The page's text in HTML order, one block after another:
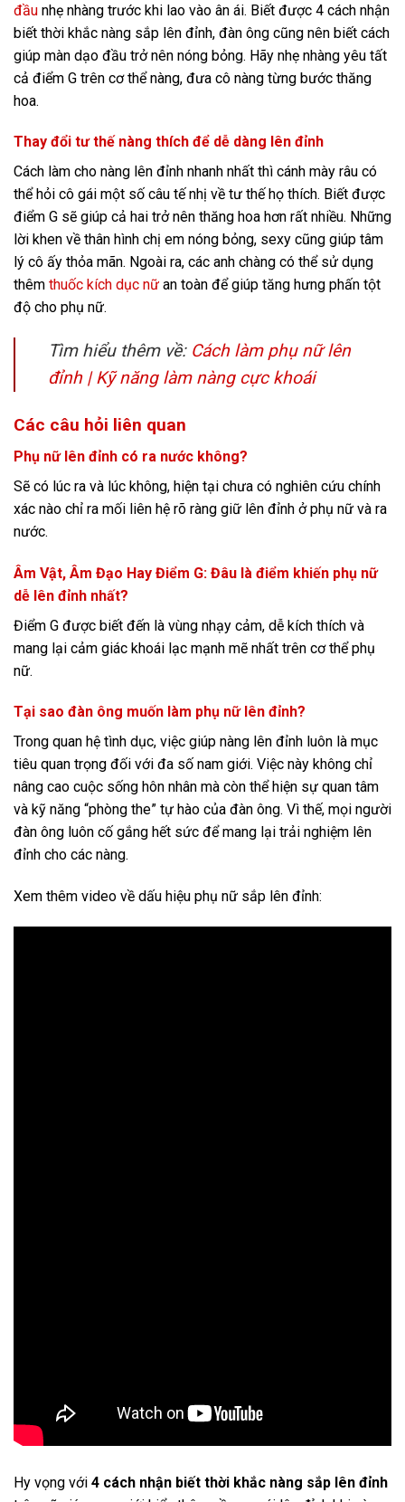
đầu nhẹ nhàng trước khi lao vào ân ái. Biết được 4 cách nhận
biết thời khắc nàng sắp lên đỉnh, đàn ông cũng nên biết cách
giúp màn dạo đầu trở nên nóng bỏng. Hãy nhẹ nhàng yêu tất
cả điểm G trên cơ thể nàng, đưa cô nàng từng bước thăng
hoa.
Thay đổi tư thế nàng thích để dễ dàng lên đỉnh
Cách làm cho nàng lên đỉnh nhanh nhất thì cánh mày râu có
thể hỏi cô gái một số câu tế nhị về tư thế họ thích. Biết được
điểm G sẽ giúp cả hai trở nên thăng hoa hơn rất nhiều. Những
lời khen về thân hình chị em nóng bỏng, sexy cũng giúp tâm
lý cô ấy thỏa mãn. Ngoài ra, các anh chàng có thể sử dụng
thêm thuốc kích dục nữ an toàn để giúp tăng hưng phấn tột
độ cho phụ nữ.
Tìm hiểu thêm về: Cách làm phụ nữ lên
đỉnh | Kỹ năng làm nàng cực khoái
Các câu hỏi liên quan
Phụ nữ lên đỉnh có ra nước không?
Sẽ có lúc ra và lúc không, hiện tại chưa có nghiên cứu chính
xác nào chỉ ra mối liên hệ rõ ràng giữ lên đỉnh ở phụ nữ và ra
nước.
Âm Vật, Âm Đạo Hay Điểm G: Đâu là điểm khiến phụ nữ
dễ lên đỉnh nhất?
Điểm G được biết đến là vùng nhạy cảm, dễ kích thích và
mang lại cảm giác khoái lạc mạnh mẽ nhất trên cơ thể phụ
nữ.
Tại sao đàn ông muốn làm phụ nữ lên đỉnh?
Trong quan hệ tình dục, việc giúp nàng lên đỉnh luôn là mục
tiêu quan trọng đối với đa số nam giới. Việc này không chỉ
nâng cao cuộc sống hôn nhân mà còn thể hiện sự quan tâm
và kỹ năng “phòng the” tự hào của đàn ông. Vì thế, mọi người
đàn ông luôn cố gắng hết sức để mang lại trải nghiệm lên
đỉnh cho các nàng.
Xem thêm video về dấu hiệu phụ nữ sắp lên đỉnh:
Hy vọng với 4 cách nhận biết thời khắc nàng sắp lên đỉnh